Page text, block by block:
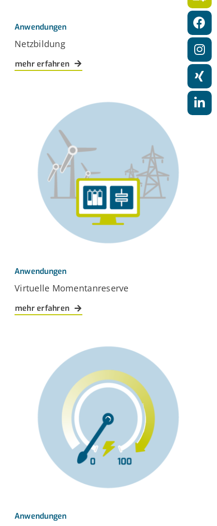
t
i
o
Anwendungen
Netzbildung
mehr erfahren
Anwendungen
Virtuelle Momentanreserve
mehr erfahren
Anwendungen